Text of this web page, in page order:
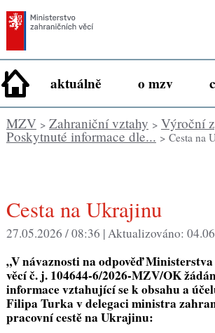
aktuálně o mzv
MZV> Zahraniční vztahy > Výroční
Poskytnuté informace dle... > Cesta na
Cesta na Ukrajinu
27.05.2026 / 08:36 |Aktualizováno:
„V návaznosti na odpověď
věcí č. j. 104644-6/2026-MZV/OK
informace vztahující se k obsahu a
Filipa Turka v delegaci ministra
pracovní cestě na Ukrajinu: